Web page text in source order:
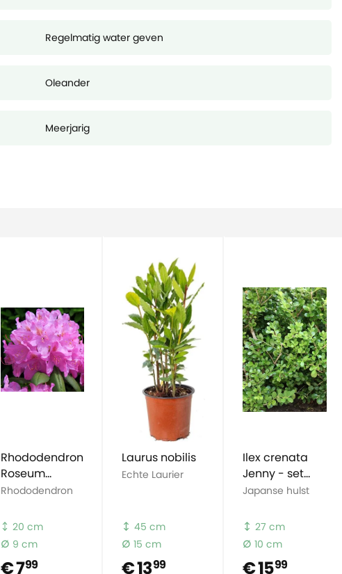
Regelmatig water geven
Oleander
Meerjarig
Rhododendron
Roseum
Elegans
Rhododendron
20 cm
9 cm
€ 799
Laurus nobilis
Echte Laurier
45 cm
15 cm
€ 1399
Ilex crenata
Jenny - set
van 5
Japanse hulst
27 cm
10 cm
€ 1599